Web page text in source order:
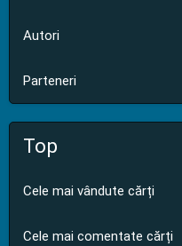
Autori
Parteneri
Top
Cele mai vândute cărți
Cele mai comentate cărți